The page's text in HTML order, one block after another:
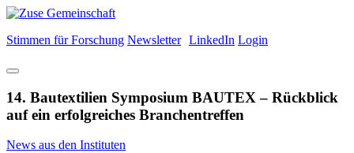
Stimmen für Forschung Newsletter LinkedIn Login
14. Bautextilien Symposium BAUTEX – Rückblick
auf ein erfolgreiches Branchentreffen
News aus den Instituten